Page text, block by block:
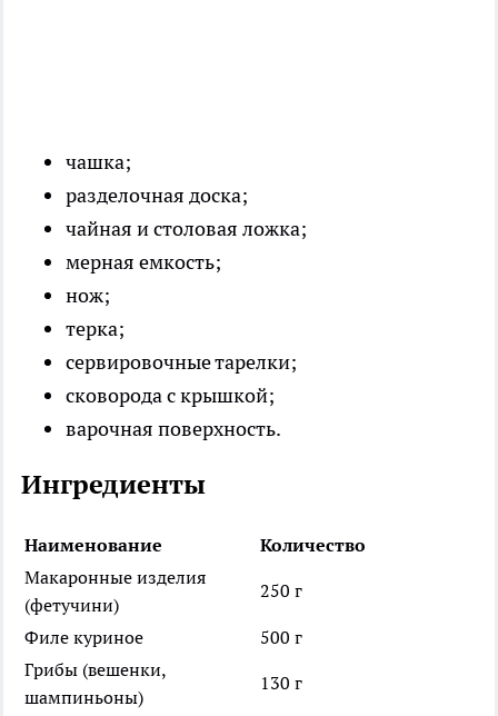
чашка;
разделочная доска;
чайная и столовая ложка;
мерная емкость;
нож;
терка;
сервировочные тарелки;
сковорода с крышкой;
варочная поверхность.
Ингредиенты
Наименование
Количество
Макаронные изделия
(фетучини)
250 г
Филе куриное
500 г
Грибы (вешенки,
шампиньоны)
130 г